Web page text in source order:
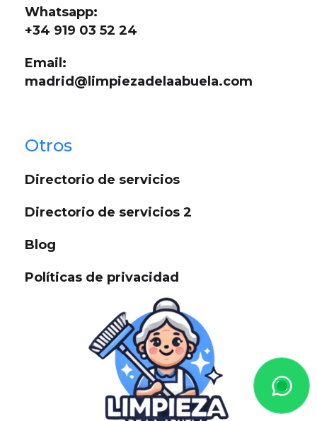
Whatsapp:
+34 919 03 52 24
Email:
madrid@limpiezadelaabuela.com
Otros
Directorio de servicios
Directorio de servicios 2
Blog
Políticas de privacidad